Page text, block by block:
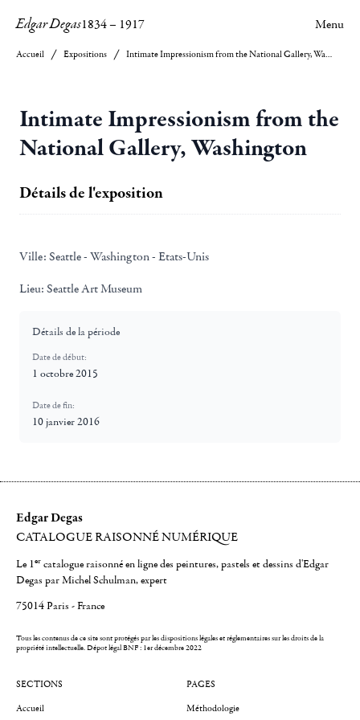
Edgar Degas1834– 1917 Menu
Accueil Expositions Intimate Impressionism from the National Gallery, Washington
Intimate Impressionism from the
National Gallery, Washington
Détails de l'exposition
Ville: Seattle - Washington - Etats-Unis
Lieu: Seattle Art Museum
Détails de la période
Date de début:
1 octobre 2015
Date de fin:
10 janvier 2016
Edgar Degas
CATALOGUE RAISONNÉ NUMÉRIQUE
Le 1er catalogue raisonné en ligne des peintures, pastels et dessins d'Edgar
Degas par Michel Schulman, expert
75014 Paris - France
Tous les contenus de ce site sont protégés par les dispositions légales et réglementaires sur les droits de la
propriété intellectuelle.Dépot légal BNF : 1er décembre 2022
SECTIONS
Accueil
PAGES
Méthodologie